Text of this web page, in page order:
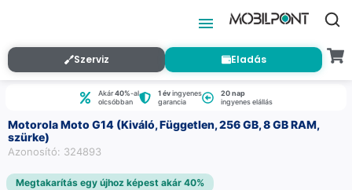
Szerviz Eladás
Akár40%-al
olcsóbban
1 évingyenes
garancia
20 nap
ingyenes elállás
Motorola Moto G14 (Kiváló, Független, 256 GB, 8 GB RAM,
szürke)
Azonosító: 324893
Megtakarítás egy újhoz képest akár 40%